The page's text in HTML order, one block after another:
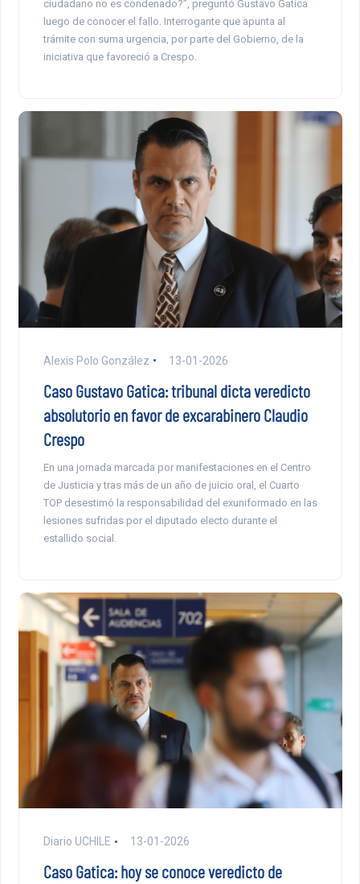
ciudadano no es condenado?”, preguntó Gustavo Gatica
luego de conocer el fallo. Interrogante que apunta al
trámite con suma urgencia, por parte del Gobierno, de la
iniciativa que favoreció a Crespo.
Alexis Polo González 13-01-2026
Caso Gustavo Gatica: tribunal dicta veredicto
absolutorio en favor de excarabinero Claudio
Crespo
En una jornada marcada por manifestaciones en el Centro
de Justicia y tras más de un año de juicio oral, el Cuarto
TOP desestimó la responsabilidad del exuniformado en las
lesiones sufridas por el diputado electo durante el
estallido social.
Diario UCHILE 13-01-2026
Caso Gatica: hoy se conoce veredicto de